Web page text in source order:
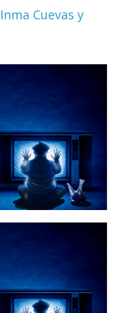
Cuevas y